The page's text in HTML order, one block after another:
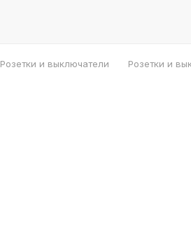
Розетки и выключатели Розетки и